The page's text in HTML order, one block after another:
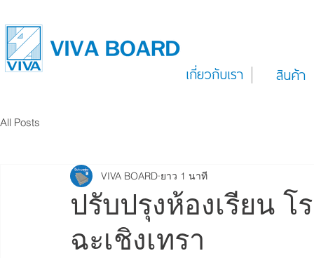
เกี่ยวกับเรา สินค้า
All Posts
ปรับปรุงห้องเรียน โ
ฉะเชิงเทรา
VIVA BOARD ยาว 1 นาที